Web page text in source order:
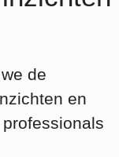
de
en